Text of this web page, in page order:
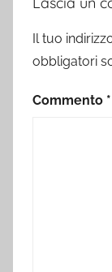
Il tuo
obbligatori
Commento *